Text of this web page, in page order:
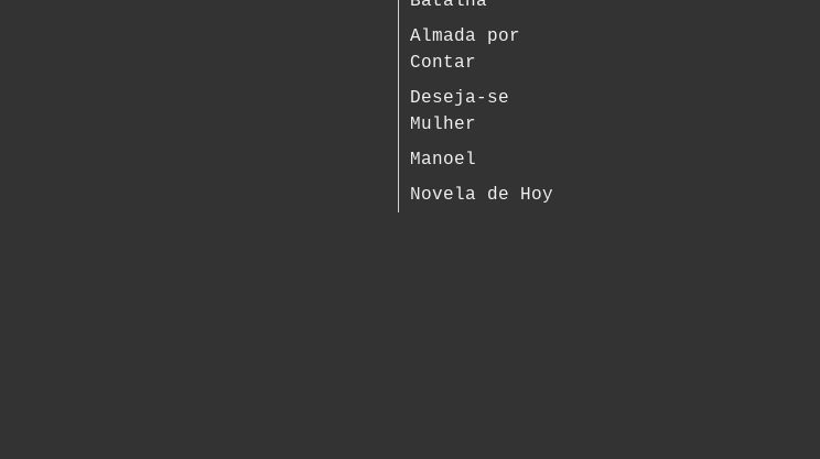
Almada por
Contar
Deseja-se
Mulher
Manoel
Novela de Hoy